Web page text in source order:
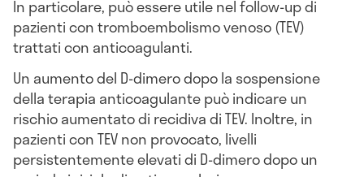
In particolare, può essere utile nel follow-up di
pazienti con tromboembolismo venoso (TEV)
trattati con anticoagulanti.
Un aumento del D-dimero dopo la sospensione
della terapia anticoagulante può indicare un
rischio aumentato di recidiva di TEV. Inoltre, in
pazienti con TEV non provocato, livelli
persistentemente elevati di D-dimero dopo un